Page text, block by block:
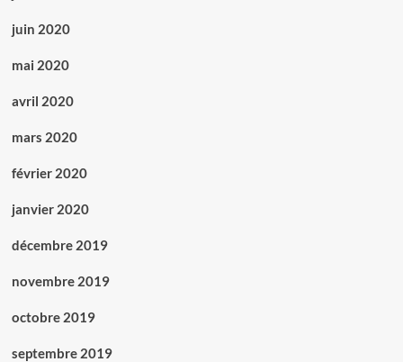
juin 2020
mai 2020
avril 2020
mars 2020
février 2020
janvier 2020
décembre 2019
novembre 2019
octobre 2019
septembre 2019